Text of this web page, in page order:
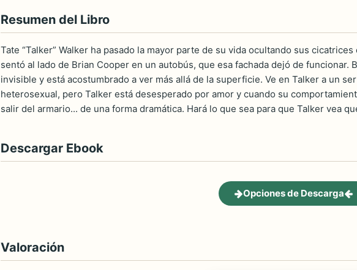
Resumen del Libro
Tate “Talker” Walker ha pasado la mayor parte de su vida ocultando sus
sentó al lado de Brian Cooper en un autobús, que esa fachada dejó de funcionar.
invisible y está acostumbrado a ver más allá de la superficie. Ve en Talker a un
heterosexual, pero Talker está desesperado por amor y cuando su
salir del armario... de una forma dramática. Hará lo que sea para que Talker vea
Descargar Ebook
Opciones de Descarga
Valoración